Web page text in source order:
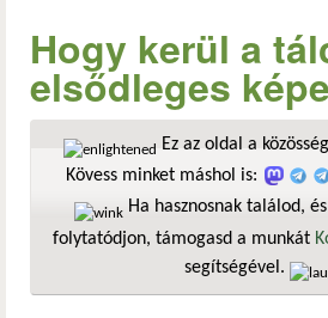
Hogy kerül a
elsődleges
Ez az oldal a
Kövess minket máshol is:
Ha hasznosnak találod,
folytatódjon, támogasd a munkát
segítségével.